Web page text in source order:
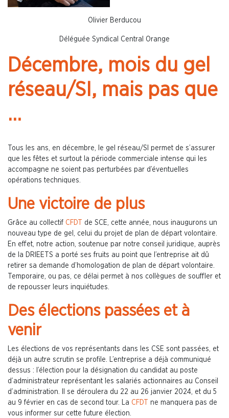
Olivier Berducou
Déléguée Syndical Central Orange
Décembre, mois du gel
réseau/SI, mais pas que
…
Tous les ans, en décembre, le gel réseau/SI permet de s’assurer
que les fêtes et surtout la période commerciale intense qui les
accompagne ne soient pas perturbées par d’éventuelles
opérations techniques.
Une victoire de plus
Grâce au collectif CFDT
de SCE, cette année, nous inaugurons un
nouveau type de gel, celui du projet de plan de départ volontaire.
En effet, notre action, soutenue par notre conseil juridique, auprès
de la DRIEETS a porté ses fruits au point que l’entreprise ait dû
retirer sa demande d’homologation de plan de départ volontaire.
Temporaire, ou pas, ce délai permet à nos collègues de souffler et
de repousser leurs inquiétudes.
Des élections passées et à
venir
Les élections de vos représentants dans les CSE sont passées, et
déjà un autre scrutin se profile. L’entreprise a déjà communiqué
dessus : l’élection pour la désignation du candidat au poste
d’administrateur représentant les salariés actionnaires au Conseil
d’administration. Il se déroulera du 22 au 26 janvier 2024, et du 5
au 9 février en cas de second tour. La CFDT
ne manquera pas de
vous informer sur cette future élection.